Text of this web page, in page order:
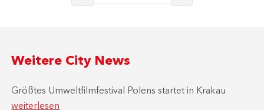
Weitere City News
Größtes Umweltfilmfestival Polens startet in Krakau
weiterlesen